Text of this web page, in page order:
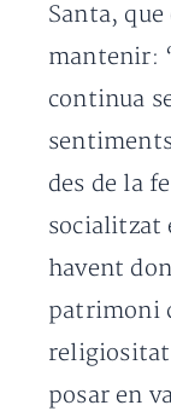
Santa,
mantenir:
continua
des de la
socialitzat
havent
patrimoni
religiositat
posar en